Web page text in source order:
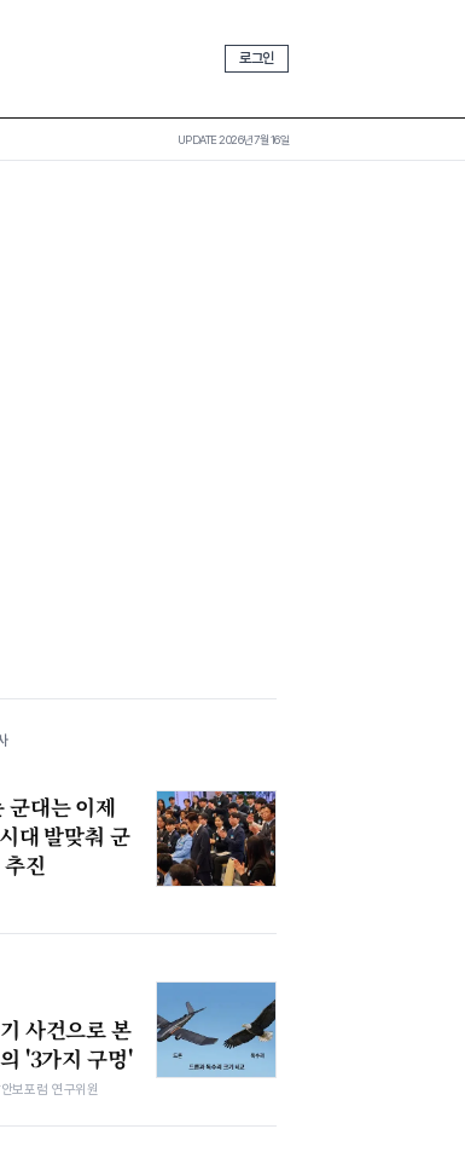
로그인
UPDATE 2026년 7월 16일
군대는 이제
대 발맞춰 군
진
사건으로 본
'3가지 구멍'
보포럼 연구위원